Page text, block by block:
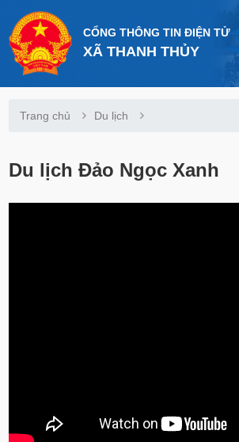
CỔNG THÔNG TIN ĐIỆN TỬ
XÃ THANH THỦY
Trang chủ Du lịch
Du lịch Đảo Ngọc Xanh